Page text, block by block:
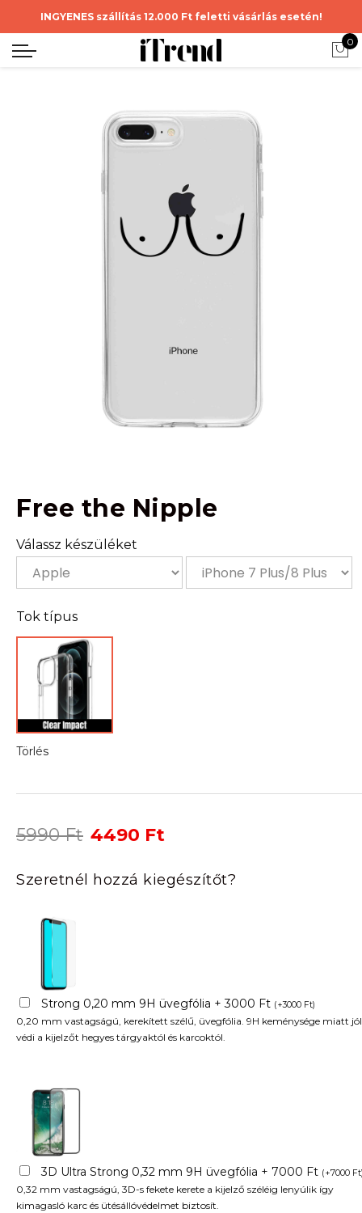
INGYENES szállítás 12.000 Ft feletti vásárlás esetén!
0
Free the Nipple
Válassz készüléket
Tok típus
Törlés
5990Ft Original
was:
5990 Ft.
4490 Ft
is:
4490 Ft.
Szeretnél hozzá kiegészítőt?
Strong 0,20 mm 9H üvegfólia + 3000 Ft (+3000 Ft)
0,20 mm vastagságú, kerekített szélű, üvegfólia. 9H keménysége miatt jól
védi a kijelzőt hegyes tárgyaktól és karcoktól.
3D Ultra Strong 0,32 mm 9H üvegfólia + 7000 Ft (+7000 Ft
0,32 mm vastagságú, 3D-s fekete kerete a kijelző széléig lenyúlik így
kimagasló karc és ütésállóvédelmet biztosít.